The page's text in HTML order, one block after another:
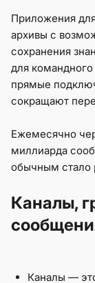
Приложения
архивы с
сохранения
для
прямые
сокращают
Ежемесячно
миллиарда
обычным стало
Каналы,
Каналы —